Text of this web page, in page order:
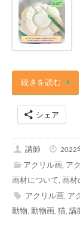
続きを読む
シェア
講師
2022
アクリル画, ア
画材について , 画材
アクリル画, ア
動物 , 動物画, 猫, 講